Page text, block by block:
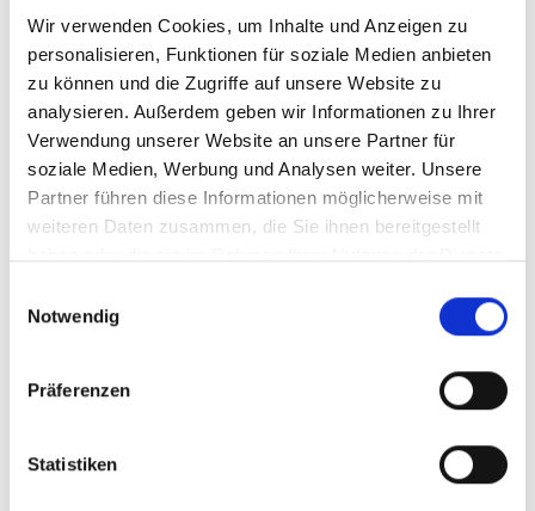
Wir verwenden Cookies, um Inhalte und Anzeigen zu
personalisieren, Funktionen für soziale Medien anbieten
zu können und die Zugriffe auf unsere Website zu
analysieren. Außerdem geben wir Informationen zu Ihrer
Verwendung unserer Website an unsere Partner für
soziale Medien, Werbung und Analysen weiter. Unsere
Partner führen diese Informationen möglicherweise mit
weiteren Daten zusammen, die Sie ihnen bereitgestellt
Notwendig
Präferenzen
Statistiken
· ein Wort,
· ein Thema,
· ein Bild.
Die Schreib-Phase dauert ungefähr 40 Minuten.
In der zweiten Hälfte lesen die Teilnehmer*innen
die geschriebenen Texte vor.
Alles ist freiwillig.
Die Schreib-Werkstatt dauert 90 Minuten.
Die „Schreiberei“ ist ein Angebot
Die „Schreiberei“ ist offen für alle,
und das Geschriebene teilen möchten.